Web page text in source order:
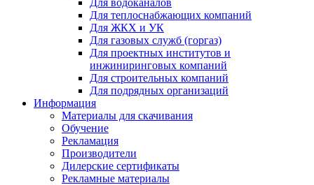
Для теплоснабжающих компаний
Для ЖКХ и УК
Для газовых служб (горгаз)
Для проектных институтов и
инжиниринговых компаний
Для строительных компаний
Для подрядных организаций
Информация
Материалы для скачивания
Обучение
Рекламация
Производители
Дилерские сертификаты
Рекламные материалы